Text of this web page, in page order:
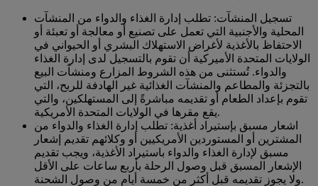
تسجيل المنشآت: تطلب إدارة الغذاء والدواء من المنشآت
المحلية والأجنبية التي تعمل على تصنيع أو معالجة أو تعبئة أو
الاحتفاظ بالأغذية لأغراض الاستهلاك البشري أو الحيواني في
الولايات المتحدة الأميركية أن تقوم بالتسجيل لدى إدارة الغذاء
والدواء. تُستثنى من هذه الشروط المزارع ومنشآت البيع
بالتجزئة والمطاعم والمنشآت الغذائية غير الهادفة للربح، التي
تقوم بإعداد الطعام أو تقديمه مباشرةً إلى المستهلكين، والتي
يقع مقرها في الولايات المتحدة الأمريكية.
اشعار مسبق بإستيراد أغذية: تطلب إدارة الغذاء والدواء من
المشترين أو المستوردين الأمريكيين أو وكلائهم تقديم إشعار
مسبق لإدارة الغذاء والدواء باستيراد الأغذية، ويجب تقديم
الإشعار المسبق قبل وصول الرحلة بأربع ساعات على الأقل
ولا يجوز تقديمه قبل أكثر من خمسة أيام من وصول الشحنة.